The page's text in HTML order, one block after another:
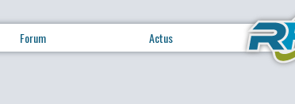
Forum Actus